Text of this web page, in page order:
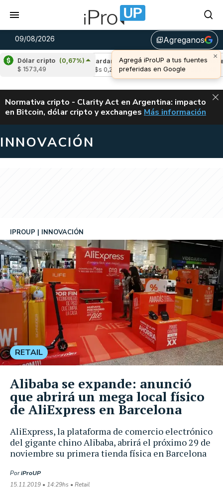
09/08/2026 library_addAgreganos
×
Agregá iProUP a tus fuentes
preferidas en Google
Dólar cripto (0,67%)
$ 1573,49
(0,06%)
Cardano
(-1,62%)
u$s 0,20
Avalanche
u$s 6,48
ALERTA
Normativa cripto - Clarity Act en Argentina: impacto
en Bitcoin, dólar cripto y exchanges CLARITY ACT EN
Más información
INNOVACIÓN
AliExpress, la plataforma de comercio electrónico
del gigante chino Alibaba, abrirá el próximo 29 de
noviembre su primera tienda física en Barcelona
IPROUP INNOVACIÓN
PoriProUP
15.11.2019 • 14:29hs • Retail
RETAIL
Alibaba se expande: anunció
que abrirá un mega local físico
de AliExpress en Barcelona